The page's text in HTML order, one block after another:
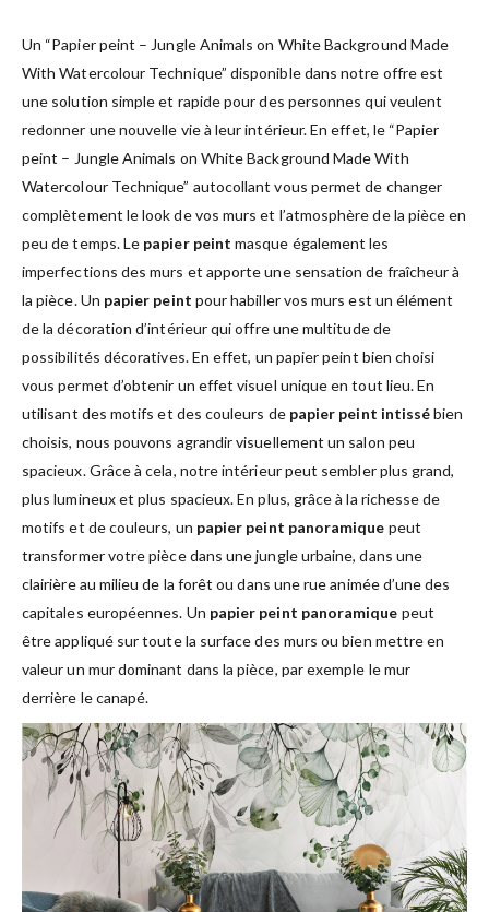
Un “Papier peint – Jungle Animals on White Background Made
With Watercolour Technique” disponible dans notre offre est
une solution simple et rapide pour des personnes qui veulent
redonner une nouvelle vie à leur intérieur. En effet, le “Papier
peint – Jungle Animals on White Background Made With
Watercolour Technique” autocollant vous permet de changer
complètement le look de vos murs et l’atmosphère de la pièce en
peu de temps. Le papier peint masque également les
imperfections des murs et apporte une sensation de fraîcheur à
la pièce. Un papier peint pour habiller vos murs est un élément
de la décoration d’intérieur qui offre une multitude de
possibilités décoratives. En effet, un papier peint bien choisi
vous permet d’obtenir un effet visuel unique en tout lieu. En
utilisant des motifs et des couleurs de papier peint intissébien
choisis, nous pouvons agrandir visuellement un salon peu
spacieux. Grâce à cela, notre intérieur peut sembler plus grand,
plus lumineux et plus spacieux. En plus, grâce à la richesse de
motifs et de couleurs, un papier peint panoramique peut
transformer votre pièce dans une jungle urbaine, dans une
clairière au milieu de la forêt ou dans une rue animée d’une des
capitales européennes. Un papier peint panoramique peut
être appliqué sur toute la surface des murs ou bien mettre en
valeur un mur dominant dans la pièce, par exemple le mur
derrière le canapé.